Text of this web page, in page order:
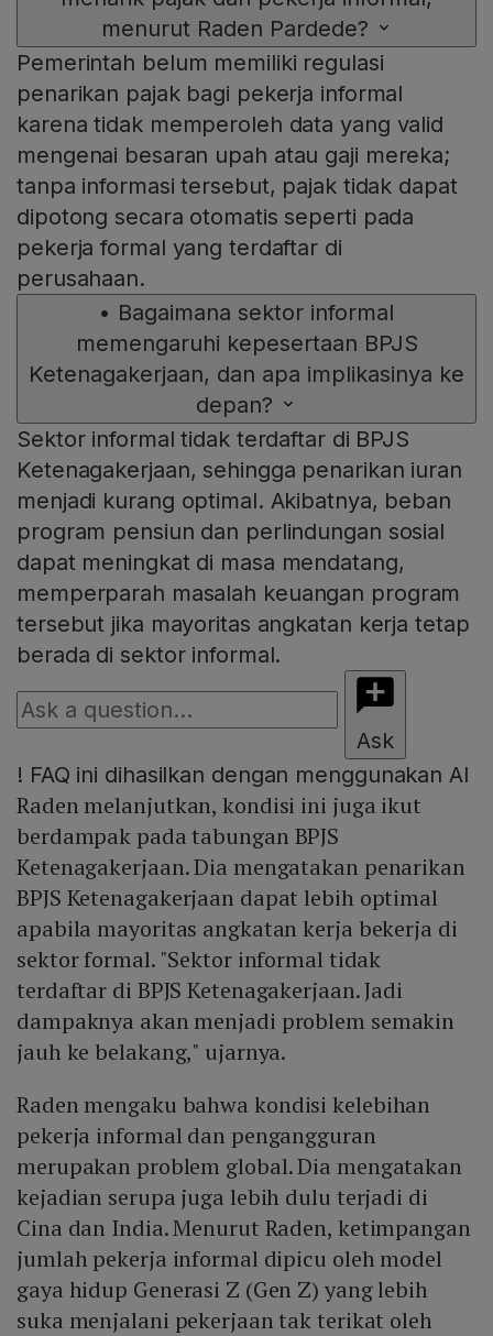
menurut Raden Pardede?
Pemerintah belum memiliki regulasi
penarikan pajak bagi pekerja informal
karena tidak memperoleh data yang valid
mengenai besaran upah atau gaji mereka;
tanpa informasi tersebut, pajak tidak dapat
dipotong secara otomatis seperti pada
pekerja formal yang terdaftar di
perusahaan.
• Bagaimana sektor informal
memengaruhi kepesertaan BPJS
Ketenagakerjaan, dan apa implikasinya ke
depan?
Sektor informal tidak terdaftar di BPJS
Ketenagakerjaan, sehingga penarikan iuran
menjadi kurang optimal. Akibatnya, beban
program pensiun dan perlindungan sosial
dapat meningkat di masa mendatang,
memperparah masalah keuangan program
tersebut jika mayoritas angkatan kerja tetap
berada di sektor informal.
Ask
! FAQ ini dihasilkan dengan menggunakan AI
Raden melanjutkan, kondisi ini juga ikut
berdampak pada tabungan BPJS
Ketenagakerjaan. Dia mengatakan penarikan
BPJS Ketenagakerjaan dapat lebih optimal
apabila mayoritas angkatan kerja bekerja di
sektor formal. "Sektor informal tidak
terdaftar di BPJS Ketenagakerjaan. Jadi
dampaknya akan menjadi problem semakin
jauh ke belakang," ujarnya.
Raden mengaku bahwa kondisi kelebihan
pekerja informal dan pengangguran
merupakan problem global. Dia mengatakan
kejadian serupa juga lebih dulu terjadi di
Cina dan India. Menurut Raden, ketimpangan
jumlah pekerja informal dipicu oleh model
gaya hidup Generasi Z (Gen Z) yang lebih
suka menjalani pekerjaan tak terikat oleh